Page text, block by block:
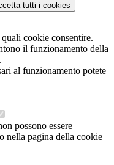
tutti i cookies
cookie consentire.
il funzionamento della
al funzionamento potete
possono essere
nella pagina della cookie